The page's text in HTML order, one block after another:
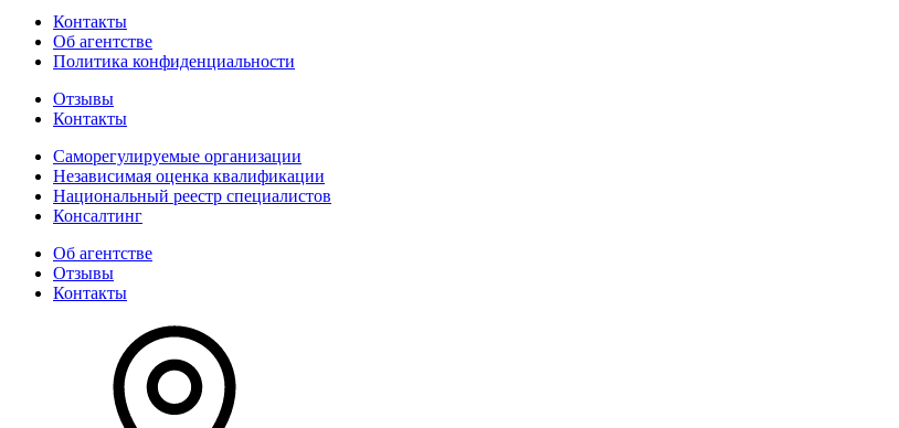
Контакты
Об агентстве
Политика конфиденциальности
Отзывы
Контакты
Саморегулируемые организации
Независимая оценка квалификации
Национальный реестр специалистов
Консалтинг
Об агентстве
Отзывы
Контакты